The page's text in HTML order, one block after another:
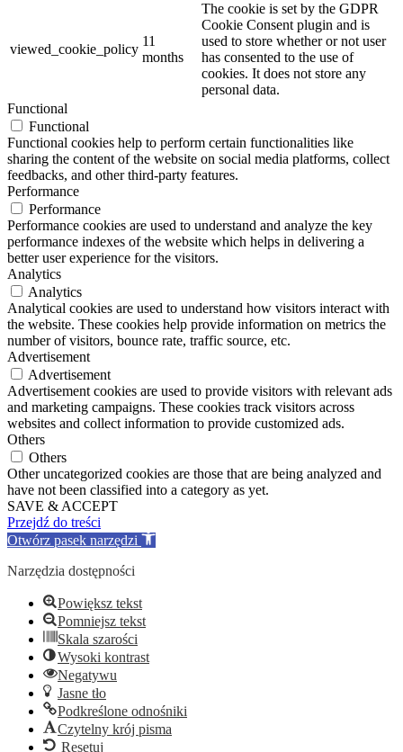
viewed_cookie_policy
11
months
The cookie is set by the GDPR
Cookie Consent plugin and is
used to store whether or not user
has consented to the use of
cookies. It does not store any
personal data.
Functional
Functional
Functional cookies help to perform certain functionalities like
sharing the content of the website on social media platforms, collect
feedbacks, and other third-party features.
Performance
Performance
Performance cookies are used to understand and analyze the key
performance indexes of the website which helps in delivering a
better user experience for the visitors.
Analytics
Analytics
Analytical cookies are used to understand how visitors interact with
the website. These cookies help provide information on metrics the
number of visitors, bounce rate, traffic source, etc.
Advertisement
Advertisement
Advertisement cookies are used to provide visitors with relevant ads
and marketing campaigns. These cookies track visitors across
websites and collect information to provide customized ads.
Others
Others
Other uncategorized cookies are those that are being analyzed and
have not been classified into a category as yet.
SAVE & ACCEPT
Przejdź do treści
Otwórz pasek narzędzi
Narzędzia dostępności
Powiększ tekst
Pomniejsz tekst
Skala szarości
Wysoki kontrast
Negatywu
Jasne tło
Podkreślone odnośniki
Czytelny krój pisma
Resetuj